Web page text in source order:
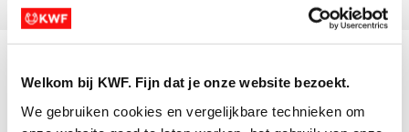
Welkom bij KWF. Fijn dat je onze website bezoekt.
We gebruiken cookies en vergelijkbare technieken om
Actiematerialen
Evenementen